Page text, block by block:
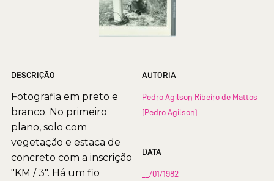
DESCRIÇÃO
Fotografia em preto e
branco. No primeiro
plano, solo com
vegetação e estaca de
concreto com a inscrição
"KM / 3". Há um fio
AUTORIA
Pedro Agilson Ribeiro de Mattos
(Pedro Agilson)
DATA
__/01/1982